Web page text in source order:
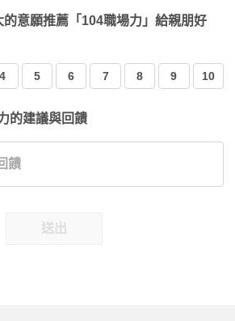
意願推薦「104職場力」給親朋好
4 5 6 7 8 9 10
的建議與回饋
送出